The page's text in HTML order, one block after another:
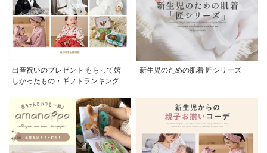
出産祝いのプレゼント もらって嬉
しかったもの・ギフトランキング
新生児のための肌着 匠シリーズ